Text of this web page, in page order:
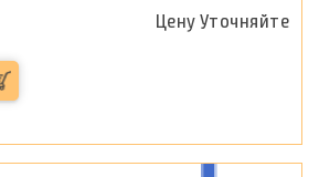
Цену Уточняйте